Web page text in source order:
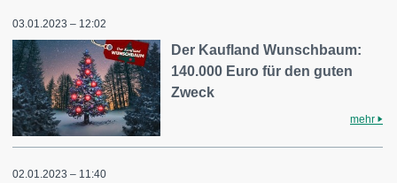
03.01.2023 – 12:02
Der Kaufland Wunschbaum:
140.000 Euro für den guten
Zweck
mehr
02.01.2023 – 11:40